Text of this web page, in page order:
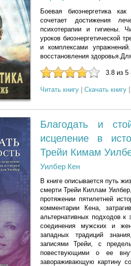
Боевая биоэнергетика
сочетает достижения
психотерапии и гигиены.
уроков биоэнергетической
и комплексами
восстановления
3.8 из 5
Читать книгу Скачать книгу
Благодать и
исцеление в
Трейи Кимам
Уилбер Кен
В книге описывается путь
смерти Трейи Киллам
протяжении пятилетней
комментарии Кена,
альтернативных подходов
соединения мужских и
западных традиций
записями Трейи, с
повествующими о ее
завораживающую картину